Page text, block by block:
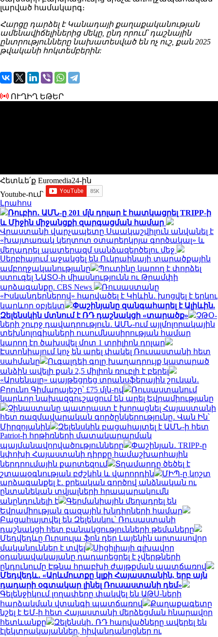
լարված համակարգ։
Հարցը դարձել է Կանադայի քաղաքականության
ամենավիճելիներից մեկը, ընդ որում՝ դաշնային
ընտրությունները նախատեսված են ոչ ուշ, քան 2025
թվականի հոկտեմբերին:
ՈՒՂԻՂ ԵԹԵՐ
Հետևե՛ք Euromedia24-ին
Youtube-ում`
Լրահոս
Ռուբիո․ ԱՄՆ-ը 201 մլն դոլար է հատկացրել TRIPP-ի
և Միջին միջանցքի զարգացման համար
Վրաստանի վարչապետը Սաակաշվիլուն անվանել է
«խայտառակ կեղտոտ օտարերկրյա գործակալ» և
մեղադրել պատերազմ սանձազերծելու մեջ
Սերբիայում աջակցել են Ուկրաինայի տարածքային
ամբողջականությանը
Պուտինը կարող է փորձել
ստուգել ՆԱՏՕ-ի միասնությունն ու Թրամփի
արձագանքը. CBS News
Ռուսաստանը
«Իսկանդերներով» հարվածել է Կիևին․ խոցվել է երկու
կարևոր օբյեկտ
Փաշինյանը զանգահարել է Ալիևին.
Զելենսկին մտնում է ՌԴ դաշնակցի «տարածք»
ՉԹՕ-
ների շուրջ դավադրություն․ ԱՄՆ-ում այլմոլորակային
տեխնոլոգիաների ուսումնասիրության համար
կարող էր ծախսվել մոտ 1 տրիլիոն դոլար
Էստոնիայում կոչ են արել փակել Ռուսաստանի հետ
սահմանը
Ուգալդեի գոլը խաղադրույք կատարած
անձին ավելի քան 2,5 միլիոն ռուբլի է բերել
«Արսենալը» պայթեցրեց տրանսֆերային շուկան․
Բրունո Գիմարայեշը՝ £75 մլն-ով
Ռուսաստանում
կարևոր նախազգուշացում են արել Եվրամիությանը
Չինաստանը պատրաստ է խորացնել Հայաստանի
հետ ռազմավարական գործընկերությունը․ Վան Ին՝
Միրզոյանին
Զելենսկին բացահայտել է ԱՄՆ-ի հետ
Patriot-ի հրթիռների մատակարարման
պայմանավորվածությունները
Փաշինյան․ TRIPP-ը
կփոխի Հայաստանի դիրքը համաշխարհային
ներդրումային քարտեզում
Տղամարդը ծեծել է
շտապօգնության բժշկին և վարորդին
ՄԻՊ-ը կոշտ
արձագանքել է․ քրեական գործով անձնական ու
ընտանեկան տվյալների հրապարակումն
անընդունելի է
Գերմանիային մեղադրել են
Եվրամիության գազային խնդիրների համար
Բացահայտվել են Զելենսկու՝ Ռուսաստանի
դաշնակցի հետ բանակցությունների թեմաները
Մեդվեդևը Ուրսուլա ֆոն դեր Լայենին արտասովոր
մականուններ է տվել
Սիցիլիայի գլխավոր
օդանավակայանը դադարեցրել է չվերթների
ընդունումը Էթնա հրաբխի ժայթքման պատճառով
Մեդվեդև․ «Արևմուտքը կլքի Հայաստանին, երբ այն
դադարի օգտակար լինել Ռուսաստանի դեմ»
Գելենջիկում լողափերը փակվել են ԱԹՍ-ների
հարձակման վտանգի պատճառով
Քաղաքագետը
նշել է ԵՄ-ի հետ Հայաստանի մերձեցման հնարավոր
հետևանքը
Զելենսկի․ ՌԴ հարվածները ավերել են
էլեկտրակայաններ, հիվանդանոցներ ու